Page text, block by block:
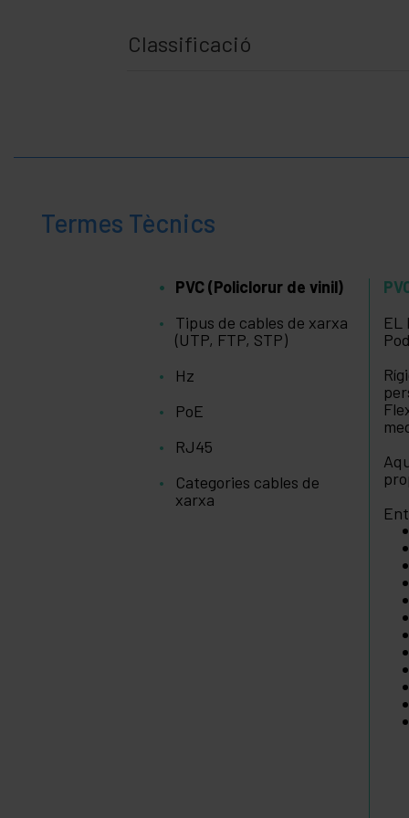
Classificació
Termes Tècnics
PVC (Policlorur de vinil)
Tipus de cables de xarxa
(UTP, FTP, STP)
Hz
PoE
RJ45
Categories cables de
xarxa
EL